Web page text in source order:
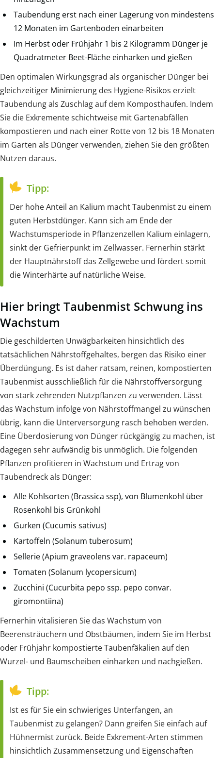
Taubendung erst nach einer Lagerung von mindestens
12 Monaten im Gartenboden einarbeiten
Im Herbst oder Frühjahr 1 bis 2 Kilogramm Dünger je
Quadratmeter Beet-Fläche einharken und gießen
Den optimalen Wirkungsgrad als organischer Dünger bei
gleichzeitiger Minimierung des Hygiene-Risikos erzielt
Taubendung als Zuschlag auf dem Komposthaufen. Indem
Sie die Exkremente schichtweise mit Gartenabfällen
kompostieren und nach einer Rotte von 12 bis 18 Monaten
im Garten als Dünger verwenden, ziehen Sie den größten
Nutzen daraus.
Tipp:
Der hohe Anteil an Kalium macht Taubenmist zu einem
guten Herbstdünger. Kann sich am Ende der
Wachstumsperiode in Pflanzenzellen Kalium einlagern,
sinkt der Gefrierpunkt im Zellwasser. Fernerhin stärkt
der Hauptnährstoff das Zellgewebe und fördert somit
die Winterhärte auf natürliche Weise.
Hier bringt Taubenmist Schwung ins
Wachstum
Die geschilderten Unwägbarkeiten hinsichtlich des
tatsächlichen Nährstoffgehaltes, bergen das Risiko einer
Überdüngung. Es ist daher ratsam, reinen, kompostierten
Taubenmist ausschließlich für die Nährstoffversorgung
von stark zehrenden Nutzpflanzen zu verwenden. Lässt
das Wachstum infolge von Nährstoffmangel zu wünschen
übrig, kann die Unterversorgung rasch behoben werden.
Eine Überdosierung von Dünger rückgängig zu machen, ist
dagegen sehr aufwändig bis unmöglich. Die folgenden
Pflanzen profitieren in Wachstum und Ertrag von
Taubendreck als Dünger:
Alle Kohlsorten (Brassica ssp), von Blumenkohl über
Rosenkohl bis Grünkohl
Gurken (Cucumis sativus)
Kartoffeln (Solanum tuberosum)
Sellerie (Apium graveolens var. rapaceum)
Tomaten (Solanum lycopersicum)
Zucchini (Cucurbita pepo ssp. pepo convar.
giromontiina)
Fernerhin vitalisieren Sie das Wachstum von
Beerensträuchern und Obstbäumen, indem Sie im Herbst
oder Frühjahr kompostierte Taubenfäkalien auf den
Wurzel- und Baumscheiben einharken und nachgießen.
Tipp:
Ist es für Sie ein schwieriges Unterfangen, an
Taubenmist zu gelangen? Dann greifen Sie einfach auf
Hühnermist zurück. Beide Exkrement-Arten stimmen
hinsichtlich Zusammensetzung und Eigenschaften